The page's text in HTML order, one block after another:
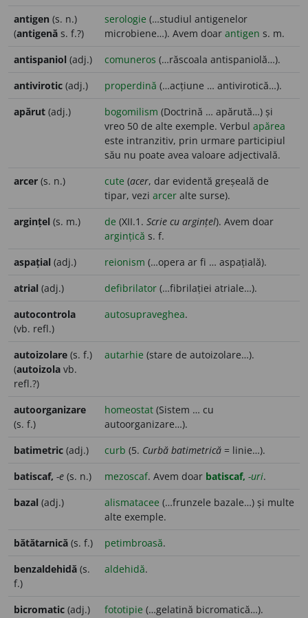
antigen (s. n.)
(antigenă s. f.?)
serologie (…studiul antigenelor
microbiene…). Avem doar antigen s. m.
antispaniol (adj.) comuneros (…răscoala antispaniolă…).
antivirotic (adj.) properdină (…acțiune … antivirotică…).
apărut (adj.) bogomilism (Doctrină … apărută…) și
vreo 50 de alte exemple. Verbul apărea
este intranzitiv, prin urmare participiul
său nu poate avea valoare adjectivală.
arcer (s. n.) cute (acer, dar evidentă greșeală de
tipar, vezi arcer alte surse).
argințel (s. m.) de (XII.1. Scrie cu argințel). Avem doar
argințică s. f.
aspațial (adj.) reionism (…opera ar fi … aspațială).
atrial (adj.) defibrilator (…fibrilației atriale…).
autocontrola
(vb. refl.)
autosupraveghea.
autoizolare (s. f.)
(autoizola vb.
refl.?)
autarhie (stare de autoizolare…).
autoorganizare
(s. f.)
homeostat (Sistem … cu
autoorganizare…).
batimetric (adj.) curb (5. Curbă batimetrică = linie…).
batiscaf, -e (s. n.) mezoscaf. Avem doar batiscaf, -uri.
bazal (adj.) alismatacee (…frunzele bazale…) și multe
alte exemple.
bătătarnică (s. f.) petimbroasă.
benzaldehidă (s.
f.)
aldehidă.
bicromatic (adj.) fototipie (…gelatină bicromatică…).